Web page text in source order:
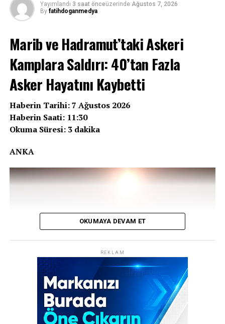
Yayımlandı 3 saat önceüzerinde Ağustos 7, 2026
By fatihdoganmedya
Marib ve Hadramut’taki Askeri
Kamplara Saldırı: 40’tan Fazla
Asker Hayatını Kaybetti
Haberin Tarihi: 7 Ağustos 2026
Haberin Saati: 11:30
Okuma Süresi: 3 dakika
ANKA
OKUMAYA DEVAM ET
REKLAM